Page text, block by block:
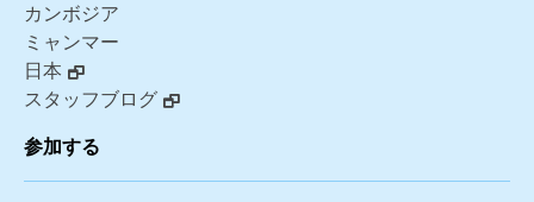
カンボジア
ミャンマー
日本
スタッフブログ
参加する